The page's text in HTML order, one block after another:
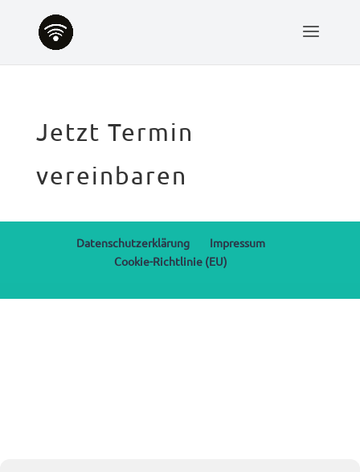
Jetzt Termin
vereinbaren
Datenschutzerklärung
Impressum
Cookie-Richtlinie (EU)